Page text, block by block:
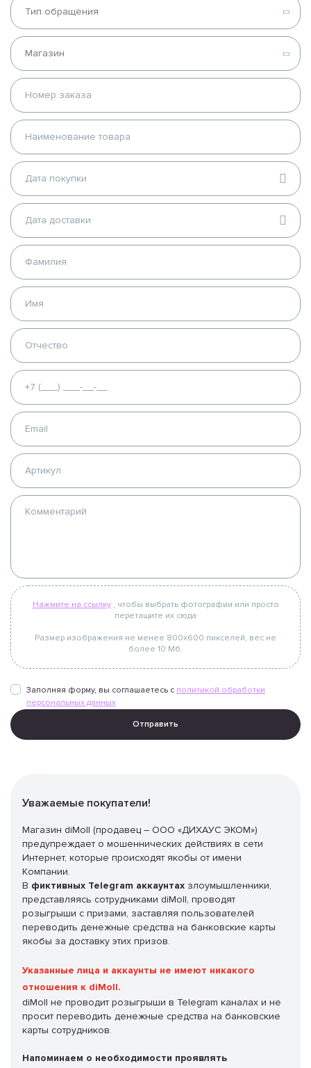
Нажмите на ссылку , чтобы выбрать фотографии или просто
перетащите их сюда
Размер изображения не менее 800х600 пикселей, вес не
более 10 Мб.
Заполняя форму, вы соглашаетесь с политикой обработки
персональных данных
Отправить
Уважаемые покупатели!
Магазин diMoll (продавец – ООО «ДИХАУС ЭКОМ»)
предупреждает о мошеннических действиях в сети
Интернет, которые происходят якобы от имени
Компании.
В фиктивных Telegram аккаунтах злоумышленники,
представляясь сотрудниками diMoll, проводят
розыгрыши с призами, заставляя пользователей
переводить денежные средства на банковские карты
якобы за доставку этих призов.
Указанные лица и аккаунты не имеют никакого
отношения к diMoll.
diMoll не проводит розыгрыши в Telegram каналах и не
просит переводить денежные средства на банковские
карты сотрудников.
Напоминаем о необходимости проявлять